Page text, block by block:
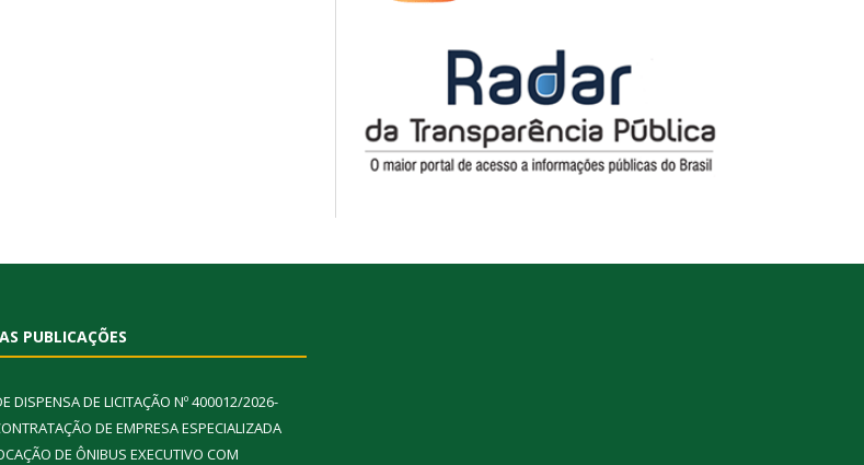
PUBLICAÇÕES
DISPENSA DE LICITAÇÃO Nº 400012/2026-
DE EMPRESA ESPECIALIZADA
DE ÔNIBUS EXECUTIVO COM